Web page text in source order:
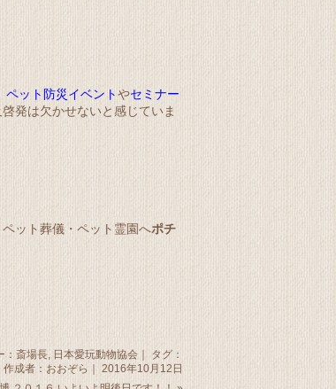
ペット防災イベントやセミナー
発は欠かせないと感じていま
ポチ
斎場長, 日本愛玩動物協会｜ タグ：
作成者：おおぞら｜ 2016年10月12日